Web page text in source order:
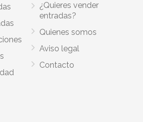
¿Quieres vender
entradas?
Quienes somos
Aviso legal
Contacto